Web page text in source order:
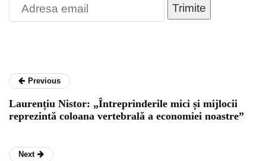
Trimite
Previous
Laurențiu Nistor: „Întreprinderile mici și mijlocii
reprezintă coloana vertebrală a economiei noastre”
Next